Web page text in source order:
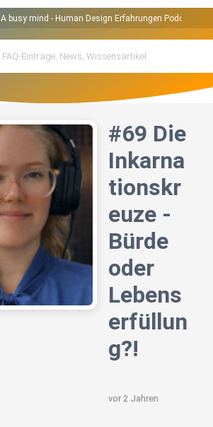
A busy mind - Human Design Erfahrungen Podcast
#69 Die
Inkarna
tionskr
euze -
Bürde
oder
Lebens
erfüllun
g?!
vor 2 Jahren